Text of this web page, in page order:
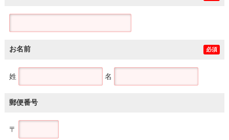
お名前 必須
姓 名
郵便番号
〒